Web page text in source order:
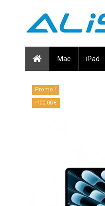
Mac iPad
Promo !
-100,00 €